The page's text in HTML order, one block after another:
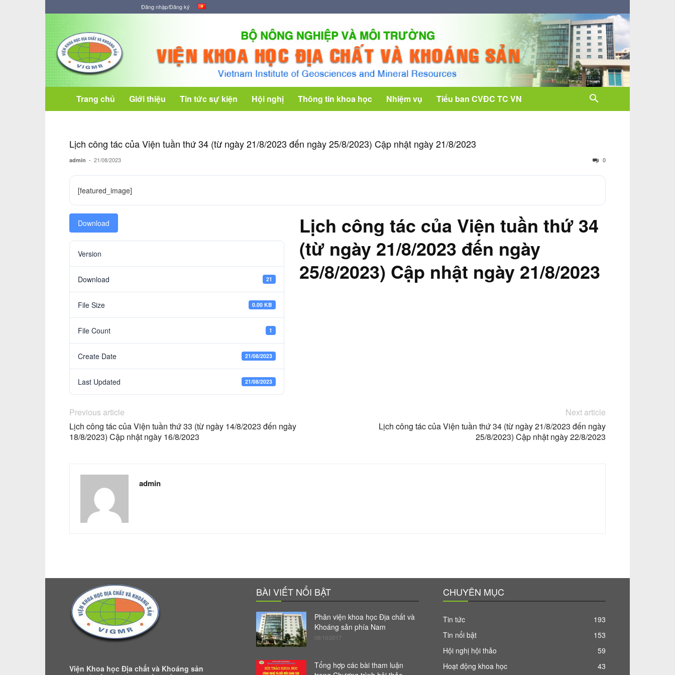
Đăng nhập/Đăng ký
Viện
Khoa
học
Địa
chất
và
Khoáng
sản
Trang chủ Giới thiệu Tin tức sự kiện Hội nghị Thông tin khoa học Nhiệm vụ Tiểu ban CVĐC TC VN
Lịch công tác của Viện tuần thứ 34 (từ ngày 21/8/2023 đến ngày 25/8/2023) Cập nhật ngày 21/8/2023
admin - 21/08/2023 0
[featured_image]
Download
Version
Download 21
File Size 0.00 KB
File Count 1
Create Date 21/08/2023
Last Updated 21/08/2023
Lịch công tác của Viện tuần thứ 34
(từ ngày 21/8/2023 đến ngày
25/8/2023) Cập nhật ngày 21/8/2023
Previous article
Lịch công tác của Viện tuần thứ 33 (từ ngày 14/8/2023 đến ngày
18/8/2023) Cập nhật ngày 16/8/2023
Next article
Lịch công tác của Viện tuần thứ 34 (từ ngày 21/8/2023 đến ngày
25/8/2023) Cập nhật ngày 22/8/2023
admin
Viện Khoa học Địa chất và Khoáng sản
BÀI VIẾT NỔI BẬT
Phân viện khoa học Địa chất và
Khoáng sản phía Nam
06/10/2017
Tổng hợp các bài tham luận
CHUYÊN MỤC
Tin tức
193
Tin nổi bật
153
Hội nghị hội thảo
59
Hoạt động khoa học
43